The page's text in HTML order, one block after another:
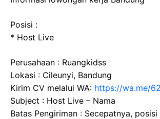
Posisi :
* Host Live
Perusahaan : Ruangkidss
Lokasi : Cileunyi, Bandung
Kirim CV melalui WA: https://wa.me/
Subject : Host Live – Nama
Batas Pengiriman : Secepatnya, posisi